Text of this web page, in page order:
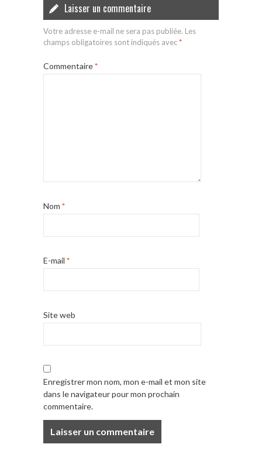
Laisser un commentaire
Votre adresse e-mail ne sera pas publiée. Les
champs obligatoires sont indiqués avec*
Commentaire*
Nom *
E-mail *
Site web
Enregistrer mon nom, mon e-mail et mon site
dans le navigateur pour mon prochain
commentaire.